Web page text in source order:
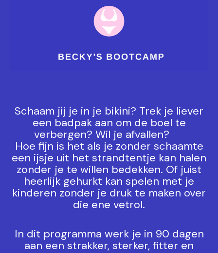
Schaam jij je in je bikini? Trek je liever
een badpak aan om de boel te
verbergen? Wil je afvallen?
Hoe fijn is het als je zonder schaamte
een ijsje uit het strandtentje kan halen
zonder je te willen bedekken. Of juist
heerlijk gehurkt kan spelen met je
kinderen zonder je druk te maken over
die ene vetrol.
In dit programma werk je in 90 dagen
aan een strakker, sterker, fitter en